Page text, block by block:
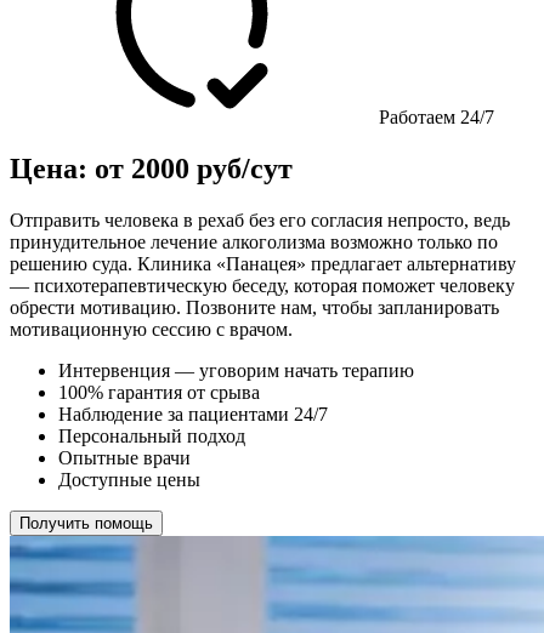
Работаем 24/7
Цена: от 2000 руб/сут
Отправить человека в рехаб без его согласия непросто, ведь
принудительное лечение алкоголизма возможно только по
решению суда. Клиника «Панацея» предлагает альтернативу
— психотерапевтическую беседу, которая поможет человеку
обрести мотивацию. Позвоните нам, чтобы запланировать
мотивационную сессию с врачом.
Интервенция — уговорим начать терапию
100% гарантия от срыва
Наблюдение за пациентами 24/7
Персональный подход
Опытные врачи
Доступные цены
Получить помощь